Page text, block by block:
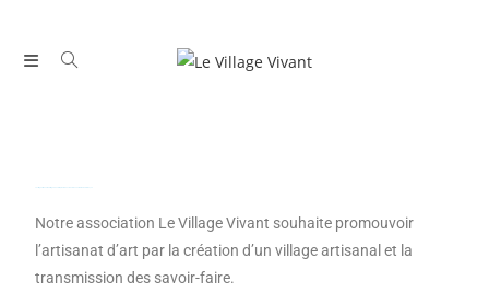
Notre association Le Village Vivant souhaite promouvoir
l’artisanat d’art par la création d’un village artisanal et la
transmission des savoir-faire.